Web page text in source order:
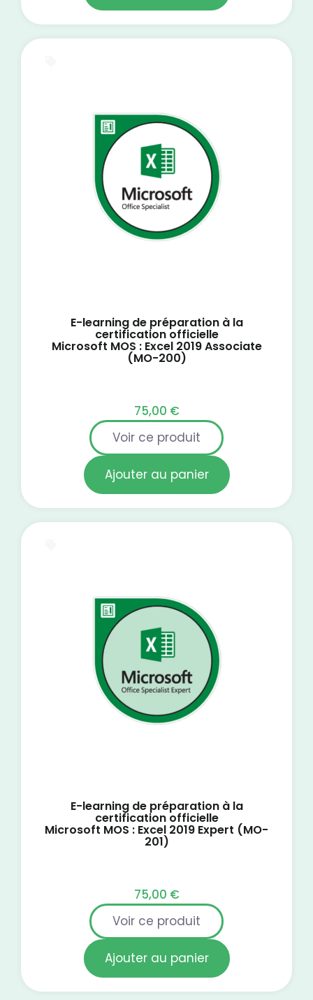
E-learning de préparation à la
certification officielle
Microsoft MOS : Excel 2019 Associate
(MO-200)
75,00 €
Voir ce produit
Ajouter au panier
E-learning de préparation à la
certification officielle
Microsoft MOS : Excel 2019 Expert (MO-
201)
75,00 €
Voir ce produit
Ajouter au panier